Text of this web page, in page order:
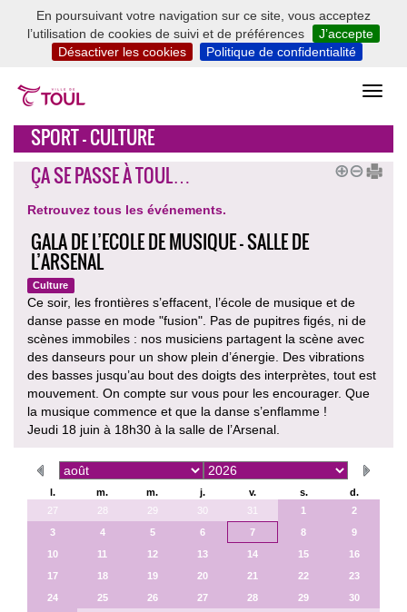
En poursuivant votre navigation sur ce site, vous acceptez
l’utilisation de cookies de suivi et de préférences
J’accepte
Désactiver les cookies
Politique de confidentialité
SPORT - CULTURE
ÇA SE PASSE À TOUL…
Retrouvez tous les événements.
GALA DE L’ECOLE DE MUSIQUE - SALLE DE
L’ARSENAL
Culture
Ce soir, les frontières s’effacent, l’école de musique et de
danse passe en mode "fusion". Pas de pupitres figés, ni de
scènes immobiles : nos musiciens partagent la scène avec
des danseurs pour un show plein d’énergie. Des vibrations
des basses jusqu’au bout des doigts des interprètes, tout est
mouvement. On compte sur vous pour les encourager. Que
la musique commence et que la danse s’enflamme !
Jeudi 18 juin à 18h30 à la salle de l’Arsenal.
l. m. m. j. v. s.
d.
27
28 29 30 31 1
2
3
4 5 6 7 8
9
10
11 12 13 14 15
16
17
18 19 20 21 22
23
24
25 26 27 28 29
30